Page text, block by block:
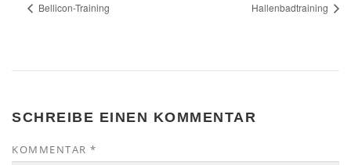
Bellicon-Training Hallenbadtraining
SCHREIBE EINEN KOMMENTAR
KOMMENTAR *